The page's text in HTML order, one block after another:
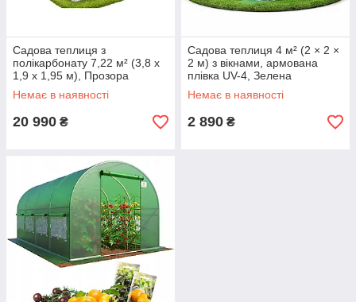
Садова теплиця з
полікарбонату 7,22 м² (3,8 х
1,9 х 1,95 м), Прозора
Немає в наявності
20 990 ₴
Садова теплиця 4 м² (2 × 2 ×
2 м) з вікнами, армована
плівка UV-4, Зелена
(Польща)
Немає в наявності
2 890 ₴